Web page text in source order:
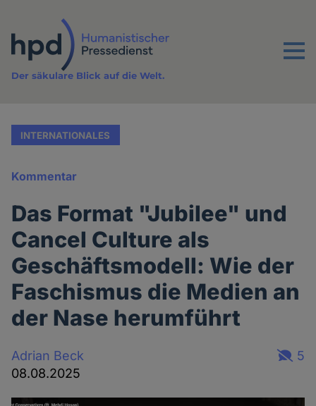
Inhalt
Menu
Der säkulare Blick auf die Welt.
INTERNATIONALES
Kommentar
Das Format "Jubilee" und
Cancel Culture als
Geschäftsmodell: Wie der
Faschismus die Medien an
der Nase herumführt
Adrian Beck
08.08.2025
5